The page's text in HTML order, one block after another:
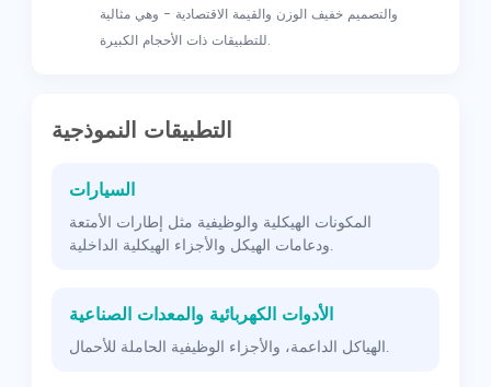
والتصميم خفيف الوزن والقيمة الاقتصادية - وهي مثالية
للتطبيقات ذات الأحجام الكبيرة.
التطبيقات النموذجية
السيارات
المكونات الهيكلية والوظيفية مثل إطارات الأمتعة
ودعامات الهيكل والأجزاء الهيكلية الداخلية.
الأدوات الكهربائية والمعدات الصناعية
الهياكل الداعمة، والأجزاء الوظيفية الحاملة للأحمال.